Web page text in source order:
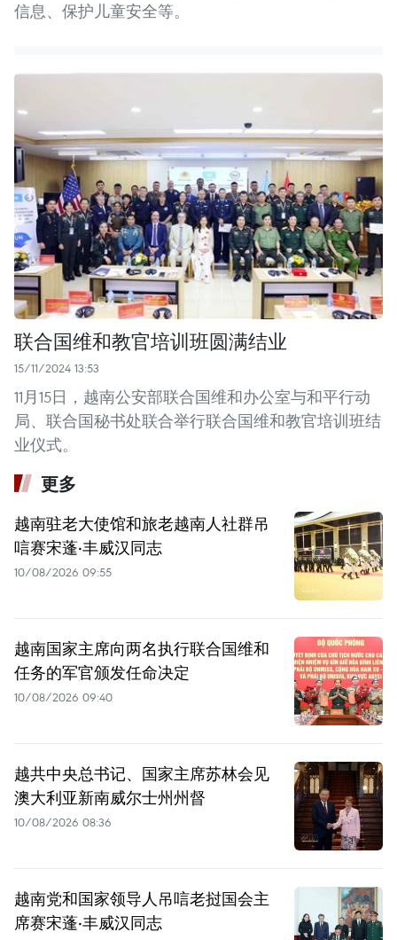
信息、保护儿童安全等。
联合国维和教官培训班圆满结业
15/11/2024 13:53
11月15日，越南公安部联合国维和办公室与和平行动
局、联合国秘书处联合举行联合国维和教官培训班结
业仪式。
更多
越南驻老大使馆和旅老越南人社群吊
唁赛宋蓬·丰威汉同志
10/08/2026 09:55
越南国家主席向两名执行联合国维和
任务的军官颁发任命决定
10/08/2026 09:40
越共中央总书记、国家主席苏林会见
澳大利亚新南威尔士州州督
10/08/2026 08:36
越南党和国家领导人吊唁老挝国会主
席赛宋蓬·丰威汉同志